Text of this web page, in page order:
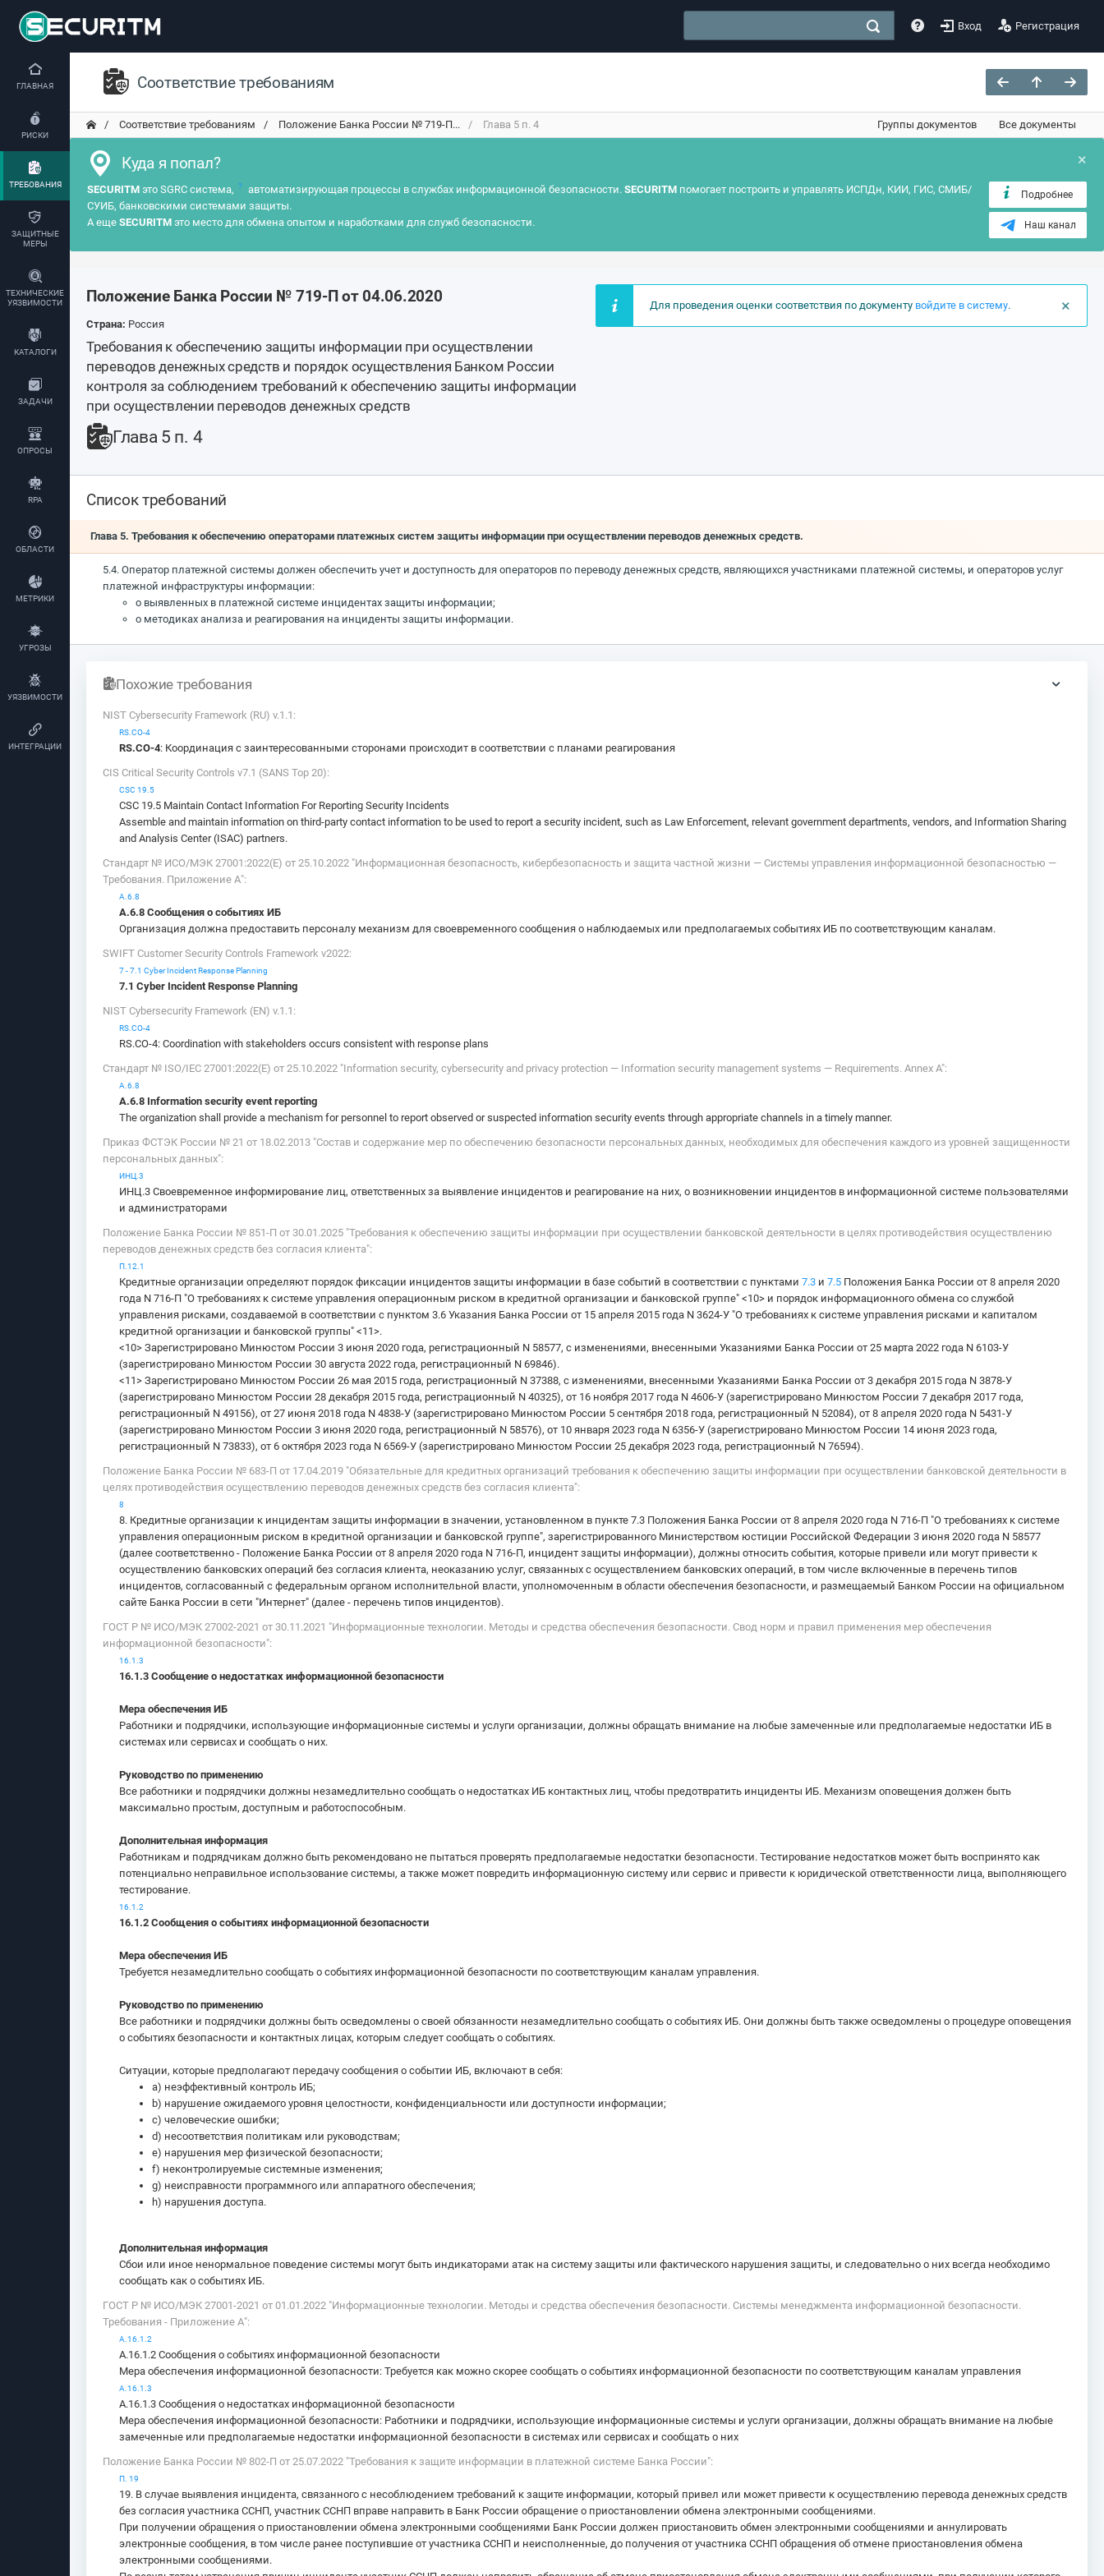
Вход Регистрация
ГЛАВНАЯ
РИСКИ
ТРЕБОВАНИЯ
ЗАЩИТНЫЕ
МЕРЫ
ТЕХНИЧЕСКИЕ
УЯЗВИМОСТИ
КАТАЛОГИ
ЗАДАЧИ
ОПРОСЫ
RPA
ОБЛАСТИ
МЕТРИКИ
УГРОЗЫ
УЯЗВИМОСТИ
ИНТЕГРАЦИИ
Соответствие требованиям
Соответствие требованиям Положение Банка России № 719-П... Глава 5 п. 4 Группы документов Все документы
×
Куда я попал?
SECURITM это SGRC система, ? автоматизирующая процессы в службах информационной безопасности. SECURITMпомогает построить и управлять ИСПДн, КИИ, ГИС, СМИБ/
СУИБ, банковскими системами защиты.
А еще SECURITM это место для обмена опытом и наработками для служб безопасности.
Подробнее
Наш канал
Положение Банка России № 719-П от 04.06.2020
Страна: Россия
Требования к обеспечению защиты информации при осуществлении
переводов денежных средств и порядок осуществления Банком России
контроля за соблюдением требований к обеспечению защиты информации
при осуществлении переводов денежных средств
Глава 5 п. 4
×
Для проведения оценки соответствия по документу войдите в систему.
Список требований
Глава 5. Требования к обеспечению операторами платежных систем защиты информации при осуществлении переводов денежных средств.
5.4. Оператор платежной системы должен обеспечить учет и доступность для операторов по переводу денежных средств, являющихся участниками платежной системы, и операторов услуг
платежной инфраструктуры информации:
о выявленных в платежной системе инцидентах защиты информации;
о методиках анализа и реагирования на инциденты защиты информации.
Похожие требования
NIST Cybersecurity Framework (RU) v.1.1:
RS.CO-4
RS.CO-4: Координация с заинтересованными сторонами происходит в соответствии с планами реагирования
CIS Critical Security Controls v7.1 (SANS Top 20):
CSC 19.5
CSC 19.5 Maintain Contact Information For Reporting Security Incidents
Assemble and maintain information on third-party contact information to be used to report a security incident, such as Law Enforcement, relevant government departments, vendors, and Information Sharing
and Analysis Center (ISAC) partners.
Стандарт № ИСО/МЭК 27001:2022(E) от 25.10.2022 "Информационная безопасность, кибербезопасность и защита частной жизни — Системы управления информационной безопасностью —
Требования. Приложение А":
А.6.8
А.6.8 Сообщения о событиях ИБ
Организация должна предоставить персоналу механизм для своевременного сообщения о наблюдаемых или предполагаемых событиях ИБ по соответствующим каналам.
SWIFT Customer Security Controls Framework v2022:
7 - 7.1 Cyber Incident Response Planning
7.1 Cyber Incident Response Planning
NIST Cybersecurity Framework (EN) v.1.1:
RS.CO-4
RS.CO-4: Coordination with stakeholders occurs consistent with response plans
Стандарт № ISO/IEC 27001:2022(E) от 25.10.2022 "Information security, cybersecurity and privacy protection — Information security management systems — Requirements. Annex A":
А.6.8
А.6.8 Information security event reporting
The organization shall provide a mechanism for personnel to report observed or suspected information security events through appropriate channels in a timely manner.
Приказ ФСТЭК России № 21 от 18.02.2013 "Состав и содержание мер по обеспечению безопасности персональных данных, необходимых для обеспечения каждого из уровней защищенности
персональных данных":
ИНЦ.3
ИНЦ.3 Своевременное информирование лиц, ответственных за выявление инцидентов и реагирование на них, о возникновении инцидентов в информационной системе пользователями
и администраторами
Положение Банка России № 851-П от 30.01.2025 "Требования к обеспечению защиты информации при осуществлении банковской деятельности в целях противодействия осуществлению
переводов денежных средств без согласия клиента":
П.12.1
Кредитные организации определяют порядок фиксации инцидентов защиты информации в базе событий в соответствии с пунктами 7.3 и 7.5 Положения Банка России от 8 апреля 2020
года N 716-П "О требованиях к системе управления операционным риском в кредитной организации и банковской группе" <10> и порядок информационного обмена со службой
управления рисками, создаваемой в соответствии с пунктом 3.6 Указания Банка России от 15 апреля 2015 года N 3624-У "О требованиях к системе управления рисками и капиталом
кредитной организации и банковской группы" <11>.
<10> Зарегистрировано Минюстом России 3 июня 2020 года, регистрационный N 58577, с изменениями, внесенными Указаниями Банка России от 25 марта 2022 года N 6103-У
(зарегистрировано Минюстом России 30 августа 2022 года, регистрационный N 69846).
<11> Зарегистрировано Минюстом России 26 мая 2015 года, регистрационный N 37388, с изменениями, внесенными Указаниями Банка России от 3 декабря 2015 года N 3878-У
(зарегистрировано Минюстом России 28 декабря 2015 года, регистрационный N 40325), от 16 ноября 2017 года N 4606-У (зарегистрировано Минюстом России 7 декабря 2017 года,
регистрационный N 49156), от 27 июня 2018 года N 4838-У (зарегистрировано Минюстом России 5 сентября 2018 года, регистрационный N 52084), от 8 апреля 2020 года N 5431-У
(зарегистрировано Минюстом России 3 июня 2020 года, регистрационный N 58576), от 10 января 2023 года N 6356-У (зарегистрировано Минюстом России 14 июня 2023 года,
регистрационный N 73833), от 6 октября 2023 года N 6569-У (зарегистрировано Минюстом России 25 декабря 2023 года, регистрационный N 76594).
Положение Банка России № 683-П от 17.04.2019 "Обязательные для кредитных организаций требования к обеспечению защиты информации при осуществлении банковской деятельности в
целях противодействия осуществлению переводов денежных средств без согласия клиента":
8
8. Кредитные организации к инцидентам защиты информации в значении, установленном в пункте 7.3 Положения Банка России от 8 апреля 2020 года N 716-П "О требованиях к системе
управления операционным риском в кредитной организации и банковской группе", зарегистрированного Министерством юстиции Российской Федерации 3 июня 2020 года N 58577
(далее соответственно - Положение Банка России от 8 апреля 2020 года N 716-П, инцидент защиты информации), должны относить события, которые привели или могут привести к
осуществлению банковских операций без согласия клиента, неоказанию услуг, связанных с осуществлением банковских операций, в том числе включенные в перечень типов
инцидентов, согласованный с федеральным органом исполнительной власти, уполномоченным в области обеспечения безопасности, и размещаемый Банком России на официальном
сайте Банка России в сети "Интернет" (далее - перечень типов инцидентов).
ГОСТ Р № ИСО/МЭК 27002-2021 от 30.11.2021 "Информационные технологии. Методы и средства обеспечения безопасности. Свод норм и правил применения мер обеспечения
информационной безопасности":
16.1.3
16.1.3 Сообщение о недостатках информационной безопасности
Мера обеспечения ИБ
Работники и подрядчики, использующие информационные системы и услуги организации, должны обращать внимание на любые замеченные или предполагаемые недостатки ИБ в
системах или сервисах и сообщать о них.
Руководство по применению
Все работники и подрядчики должны незамедлительно сообщать о недостатках ИБ контактных лиц, чтобы предотвратить инциденты ИБ. Механизм оповещения должен быть
максимально простым, доступным и работоспособным.
Дополнительная информация
Работникам и подрядчикам должно быть рекомендовано не пытаться проверять предполагаемые недостатки безопасности. Тестирование недостатков может быть воспринято как
потенциально неправильное использование системы, а также может повредить информационную систему или сервис и привести к юридической ответственности лица, выполняющего
тестирование.
16.1.2
16.1.2 Сообщения о событиях информационной безопасности
Мера обеспечения ИБ
Требуется незамедлительно сообщать о событиях информационной безопасности по соответствующим каналам управления.
Руководство по применению
Все работники и подрядчики должны быть осведомлены о своей обязанности незамедлительно сообщать о событиях ИБ. Они должны быть также осведомлены о процедуре оповещения
о событиях безопасности и контактных лицах, которым следует сообщать о событиях.
Ситуации, которые предполагают передачу сообщения о событии ИБ, включают в себя:
a) неэффективный контроль ИБ;
b) нарушение ожидаемого уровня целостности, конфиденциальности или доступности информации;
c) человеческие ошибки;
d) несоответствия политикам или руководствам;
e) нарушения мер физической безопасности;
f) неконтролируемые системные изменения;
g) неисправности программного или аппаратного обеспечения;
h) нарушения доступа.
Дополнительная информация
Сбои или иное ненормальное поведение системы могут быть индикаторами атак на систему защиты или фактического нарушения защиты, и следовательно о них всегда необходимо
сообщать как о событиях ИБ.
ГОСТ Р № ИСО/МЭК 27001-2021 от 01.01.2022 "Информационные технологии. Методы и средства обеспечения безопасности. Системы менеджмента информационной безопасности.
Требования - Приложение А":
A.16.1.2
A.16.1.2 Сообщения о событиях информационной безопасности
Мера обеспечения информационной безопасности: Требуется как можно скорее сообщать о событиях информационной безопасности по соответствующим каналам управления
A.16.1.3
A.16.1.3 Сообщения о недостатках информационной безопасности
Мера обеспечения информационной безопасности: Работники и подрядчики, использующие информационные системы и услуги организации, должны обращать внимание на любые
замеченные или предполагаемые недостатки информационной безопасности в системах или сервисах и сообщать о них
Положение Банка России № 802-П от 25.07.2022 "Требования к защите информации в платежной системе Банка России":
П. 19
19. В случае выявления инцидента, связанного с несоблюдением требований к защите информации, который привел или может привести к осуществлению перевода денежных средств
без согласия участника ССНП, участник ССНП вправе направить в Банк России обращение о приостановлении обмена электронными сообщениями.
При получении обращения о приостановлении обмена электронными сообщениями Банк России должен приостановить обмен электронными сообщениями и аннулировать
электронные сообщения, в том числе ранее поступившие от участника ССНП и неисполненные, до получения от участника ССНП обращения об отмене приостановления обмена
электронными сообщениями.